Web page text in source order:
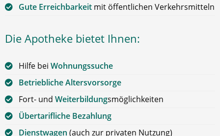
Gute Erreichbarkeit mit öffentlichen Verkehrsmitteln
Die Apotheke bietet Ihnen:
Hilfe bei Wohnungssuche
Betriebliche Altersvorsorge
Fort- und Weiterbildungsmöglichkeiten
Übertarifliche Bezahlung
Dienstwagen (auch zur privaten Nutzung)